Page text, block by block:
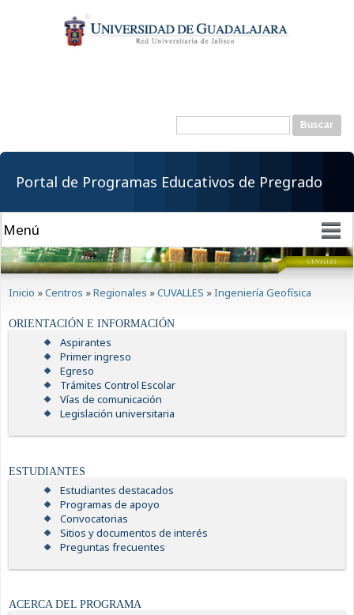
contenido
principal
Formulario de
Buscar
Portal de Programas Educativos de Pregrado
Inicio »Centros »Regionales »CUVALLES »Ingeniería Geofísica
ORIENTACIÓN E INFORMACIÓN
Aspirantes
Primer ingreso
Egreso
Trámites Control Escolar
Vías de comunicación
Legislación universitaria
ESTUDIANTES
Estudiantes destacados
Programas de apoyo
Convocatorias
Sitios y documentos de interés
Preguntas frecuentes
ACERCA DEL PROGRAMA